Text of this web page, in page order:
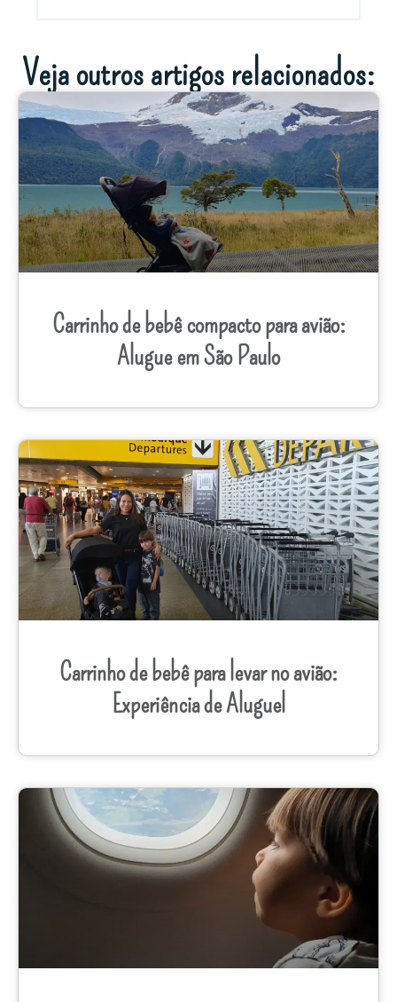
Veja outros artigos relacionados:
Carrinho de bebê compacto para avião:
Alugue em São Paulo
Carrinho de bebê para levar no avião:
Experiência de Aluguel